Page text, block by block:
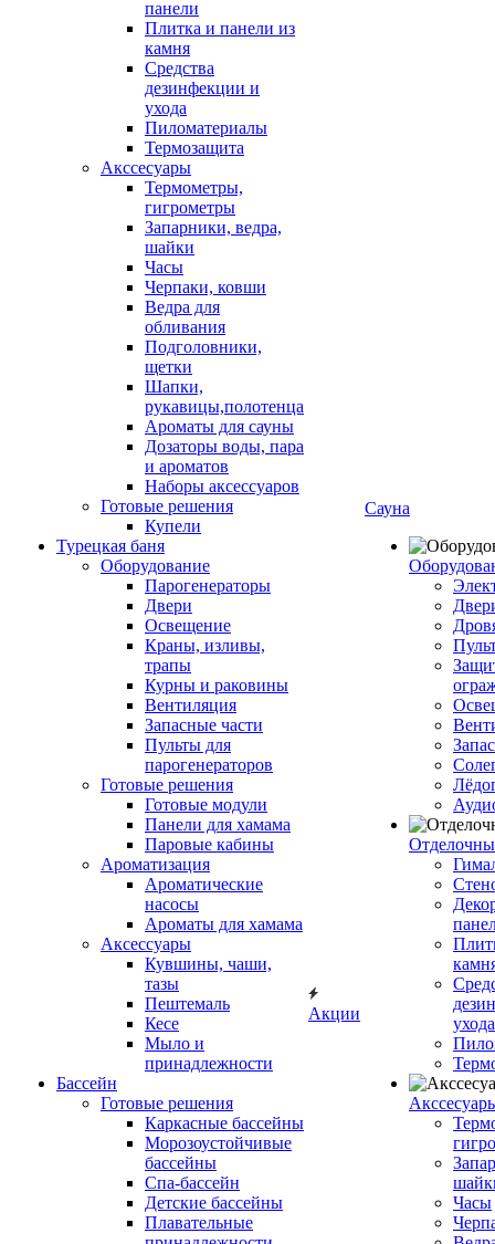
панели
Плитка и панели из
камня
Средства
дезинфекции и
ухода
Пиломатериалы
Термозащита
Аксcесуары
Термометры,
гигрометры
Запарники, ведра,
шайки
Часы
Черпаки, ковши
Ведра для
обливания
Подголовники,
щетки
Шапки,
рукавицы,полотенца
Ароматы для сауны
Дозаторы воды, пара
и ароматов
Наборы аксессуаров
Готовые решения
Купели
Турецкая баня
Оборудование
Парогенераторы
Двери
Освещение
Краны, изливы,
трапы
Курны и раковины
Вентиляция
Запасные части
Пульты для
парогенераторов
Готовые решения
Готовые модули
Панели для хамама
Паровые кабины
Ароматизация
Ароматические
насосы
Ароматы для хамама
Аксессуары
Кувшины, чаши,
тазы
Пештемаль
Кесе
Мыло и
принадлежности
Бассейн
Готовые решения
Каркасные бассейны
Морозоустойчивые
бассейны
Спа-бассейн
Детские бассейны
Плавательные
Акции
Сауна
ухода
Часы